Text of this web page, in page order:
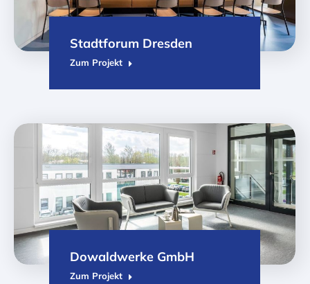
Stadtforum Dresden
Zum Projekt
Dowaldwerke GmbH
Zum Projekt